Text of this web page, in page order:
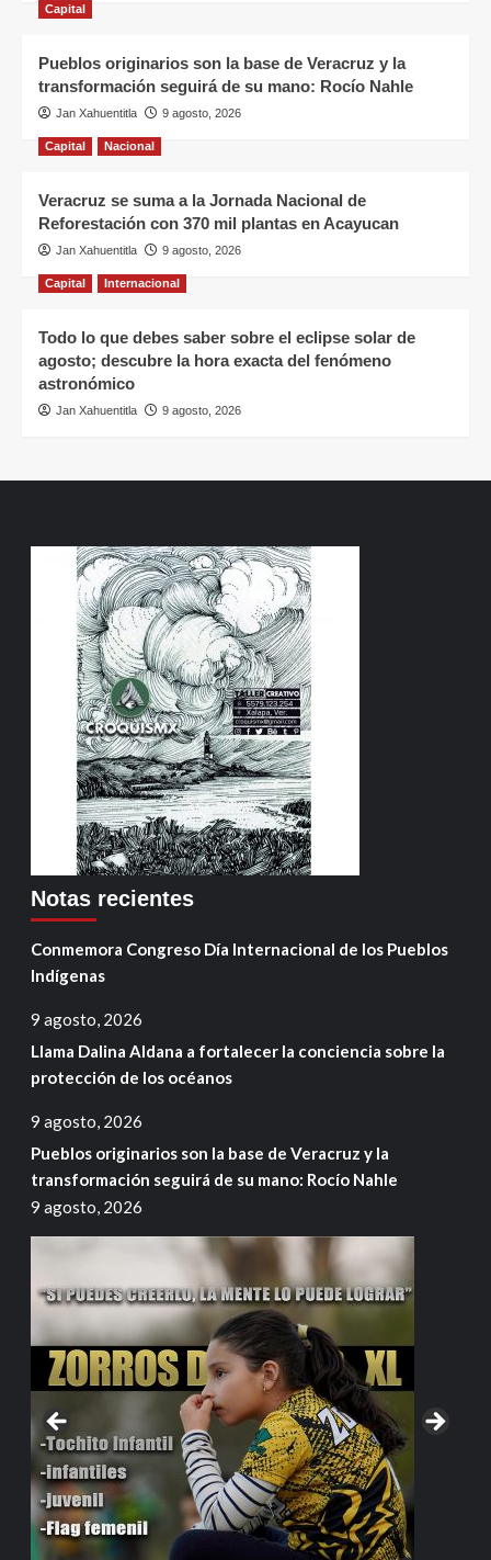
Capital
Pueblos originarios son la base de Veracruz y la
transformación seguirá de su mano: Rocío Nahle
Jan Xahuentitla 9 agosto, 2026
Capital Nacional
Veracruz se suma a la Jornada Nacional de
Reforestación con 370 mil plantas en Acayucan
Jan Xahuentitla 9 agosto, 2026
Capital Internacional
Todo lo que debes saber sobre el eclipse solar de
agosto; descubre la hora exacta del fenómeno
astronómico
Jan Xahuentitla 9 agosto, 2026
Notas recientes
Conmemora Congreso Día Internacional de los Pueblos
Indígenas
9 agosto, 2026
Llama Dalina Aldana a fortalecer la conciencia sobre la
protección de los océanos
9 agosto, 2026
Pueblos originarios son la base de Veracruz y la
transformación seguirá de su mano: Rocío Nahle
9 agosto, 2026